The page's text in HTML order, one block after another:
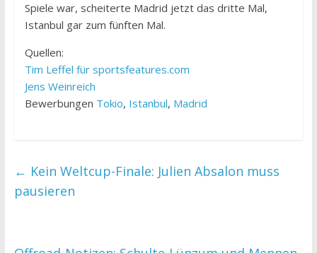
Spiele war, scheiterte Madrid jetzt das dritte Mal,
Istanbul gar zum fünften Mal.
Quellen:
Tim Leffel für sportsfeatures.com
Jens Weinreich
Bewerbungen Tokio, Istanbul, Madrid
← Kein Weltcup-Finale: Julien Absalon muss
pausieren